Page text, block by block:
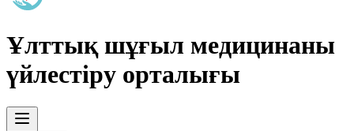
Ұлттық шұғыл медицинаны
үйлестіру орталығы